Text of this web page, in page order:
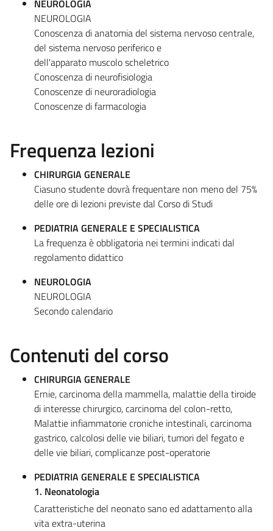
NEUROLOGIA
NEUROLOGIA
Conoscenza di anatomia del sistema nervoso centrale,
del sistema nervoso periferico e
dell'apparato muscolo scheletrico
Conoscenza di neurofisiologia
Conoscenze di neuroradiologia
Conoscenze di farmacologia
Frequenza lezioni
CHIRURGIA GENERALE
Ciasuno studente dovrà frequentare non meno del 75%
delle ore di lezioni previste dal Corso di Studi
PEDIATRIA GENERALE E SPECIALISTICA
La frequenza è obbligatoria nei termini indicati dal
regolamento didattico
NEUROLOGIA
NEUROLOGIA
Secondo calendario
Contenuti del corso
CHIRURGIA GENERALE
Ernie, carcinoma della mammella, malattie della tiroide
di interesse chirurgico, carcinoma del colon-retto,
Malattie infiammatorie croniche intestinali, carcinoma
gastrico, calcolosi delle vie biliari, tumori del fegato e
delle vie biliari, complicanze post-operatorie
PEDIATRIA GENERALE E SPECIALISTICA
1. Neonatologia
Caratteristiche del neonato sano ed adattamento alla
vita extra-uterina